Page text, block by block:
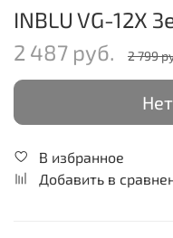
INBLU VG-12X
2 487 руб.
2 799
В избранное
Добавить в